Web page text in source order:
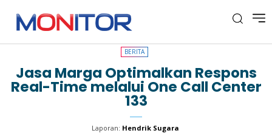
BERITA
BERITA
Jasa Marga Optimalkan Respons
Real-Time melalui One Call Center
133
Laporan: Hendrik Sugara